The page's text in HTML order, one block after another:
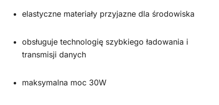
elastyczne materiały przyjazne dla środowiska
obsługuje technologię szybkiego ładowania i
transmisji danych
maksymalna moc 30W